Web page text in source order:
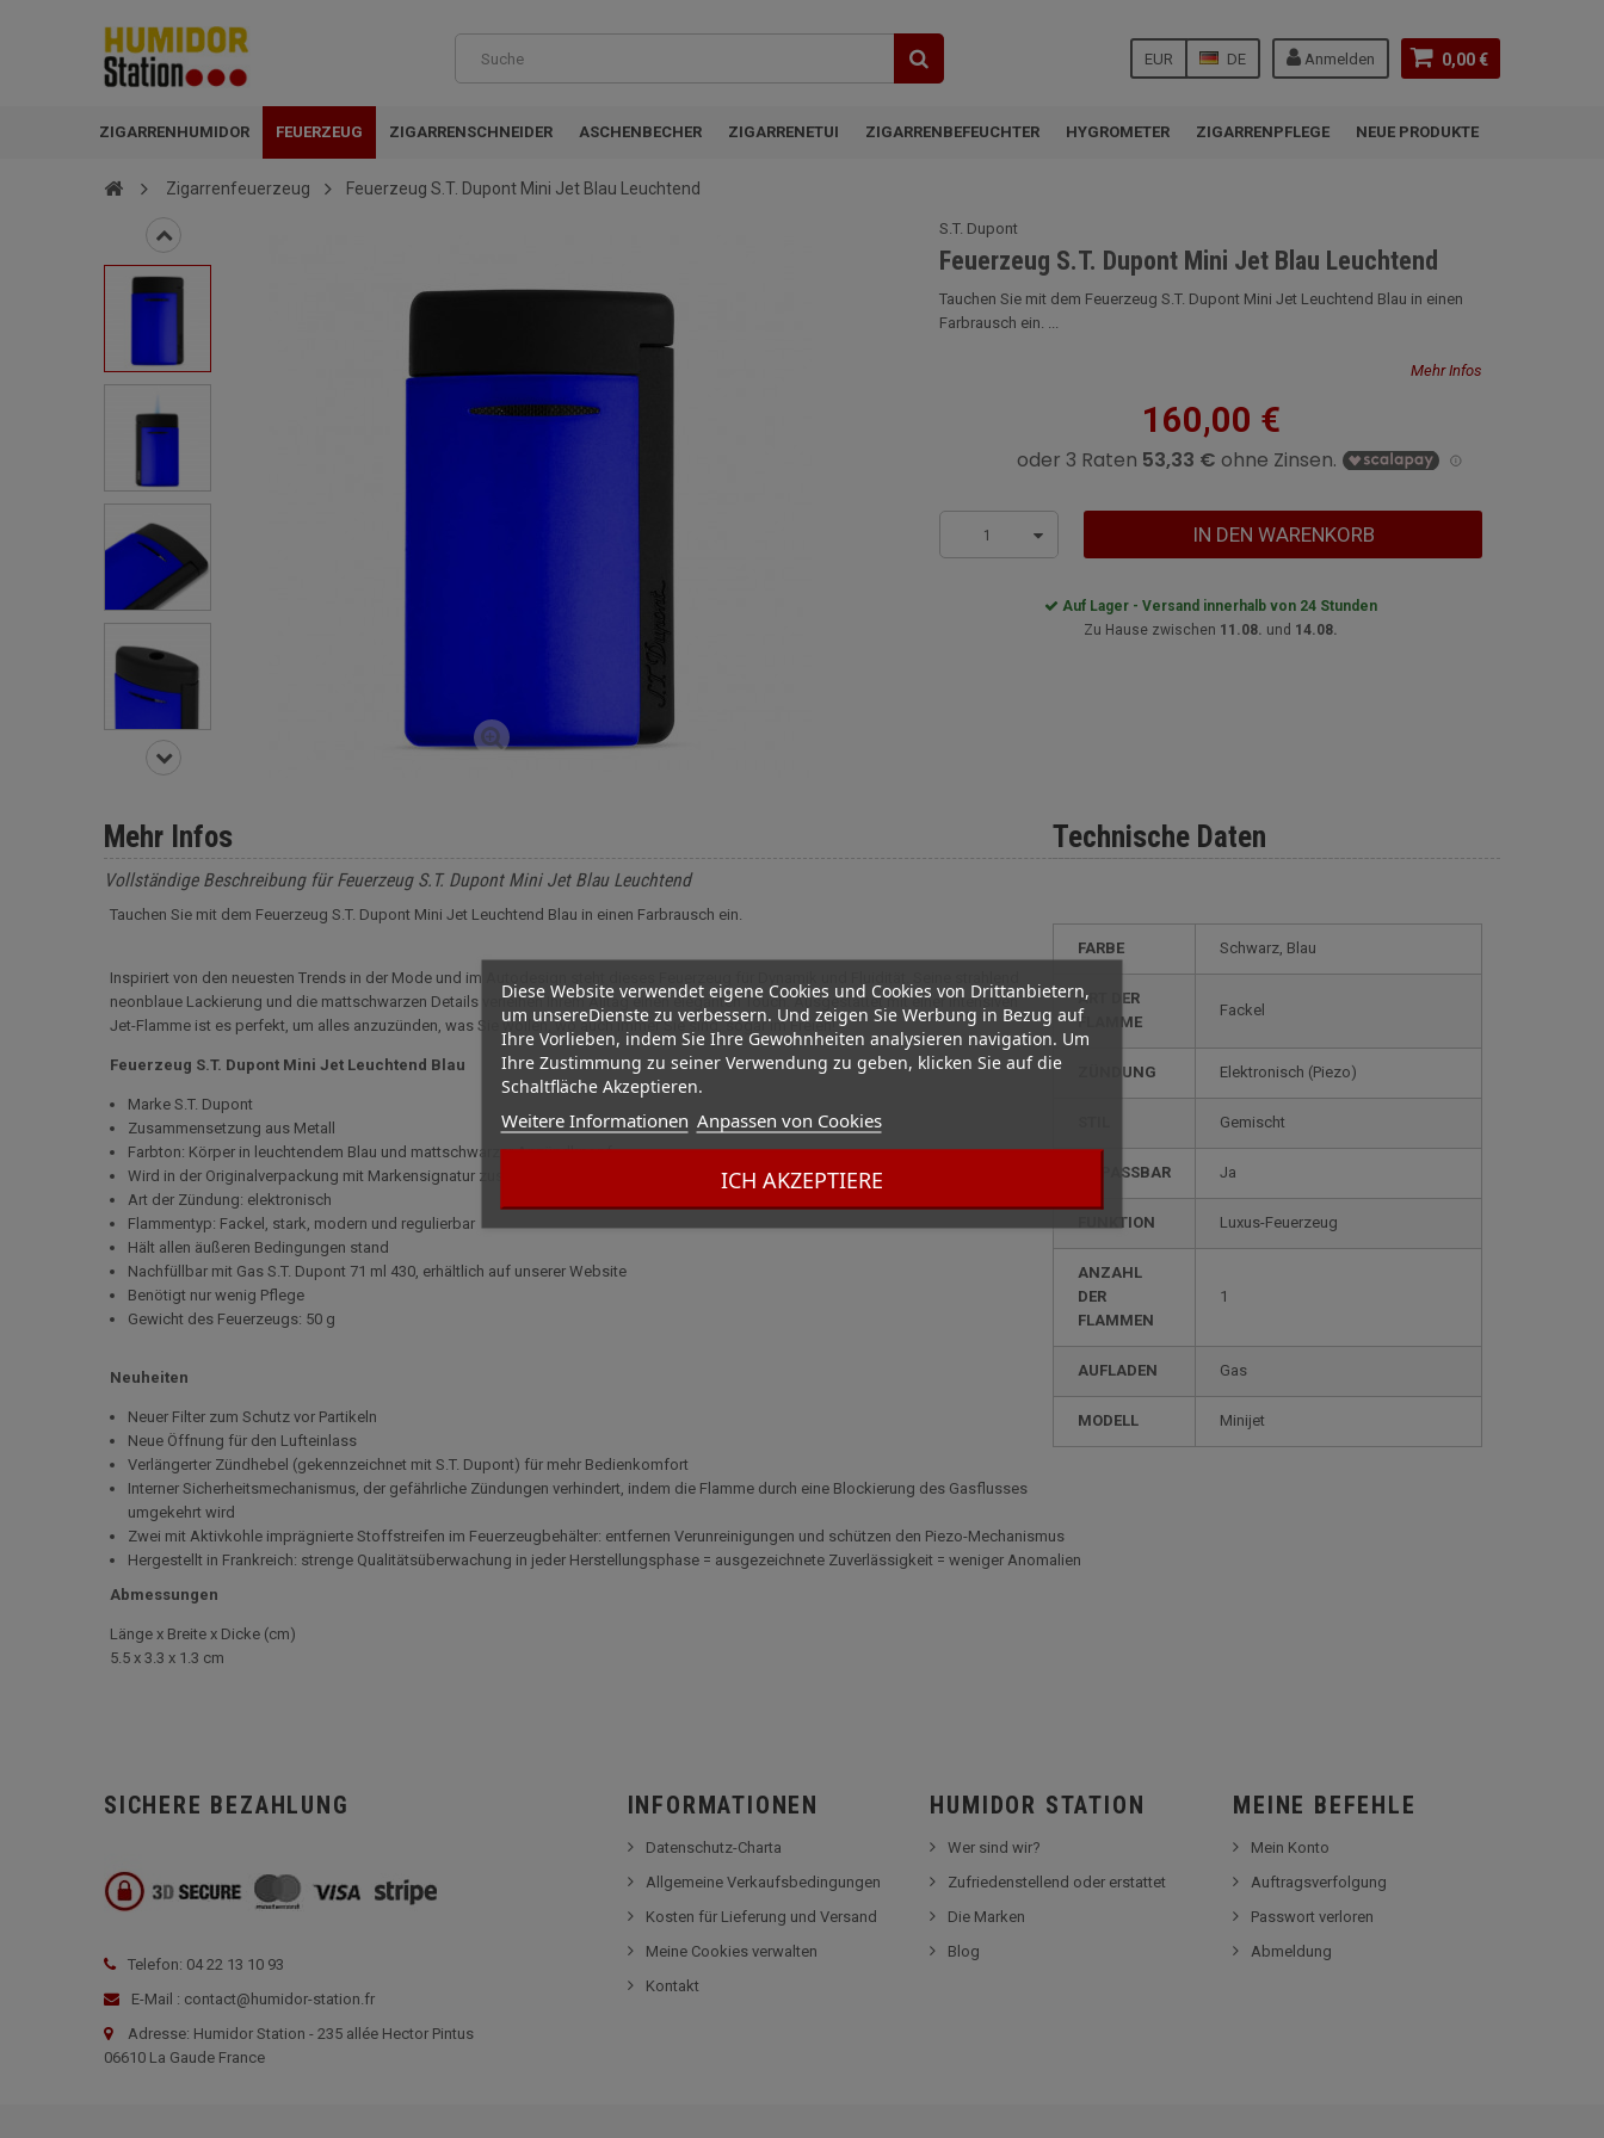
0,00 €
Anmelden
DE
EUR
ZIGARRENHUMIDOR FEUERZEUG ZIGARRENSCHNEIDER ASCHENBECHER ZIGARRENETUI ZIGARRENBEFEUCHTER HYGROMETER ZIGARRENPFLEGE NEUE PRODUKTE
Diese Website verwendet eigene Cookies und Cookies von Drittanbietern,
um unsereDienste zu verbessern. Und zeigen Sie Werbung in Bezug auf
Ihre Vorlieben, indem Sie Ihre Gewohnheiten analysieren navigation. Um
Ihre Zustimmung zu seiner Verwendung zu geben, klicken Sie auf die
Schaltfläche Akzeptieren.
Weitere Informationen Anpassen von Cookies
ICH AKZEPTIERE
Zigarrenfeuerzeug Feuerzeug S.T. Dupont Mini Jet Blau Leuchtend
S.T. Dupont
Feuerzeug S.T. Dupont Mini Jet Blau Leuchtend
Tauchen Sie mit dem Feuerzeug S.T. Dupont Mini Jet Leuchtend Blau in einen
Farbrausch ein. ...
Mehr Infos
160,00 €
1 IN DEN WARENKORB
Auf Lager - Versand innerhalb von 24 Stunden
Zu Hause zwischen 11.08. und 14.08.
Technische Daten
FARBE Schwarz, Blau
ART DER
FLAMME
Fackel
ZÜNDUNG elektronisch (Piezo)
gemischt
ANPASSBAR ja
FUNKTION luxus-Feuerzeug
ANZAHL
DER
FLAMMEN
1
AUFLADEN gas
MODELL minijet
Mehr Infos
Vollständige Beschreibung für Feuerzeug S.T. Dupont Mini Jet Blau Leuchtend
Tauchen Sie mit dem Feuerzeug S.T. Dupont Mini Jet Leuchtend Blau in einen Farbrausch ein.
Inspiriert von den neuesten Trends in der Mode und im Autodesign steht dieses Feuerzeug für Dynamik und Fluidität. Seine strahlend
neonblaue Lackierung und die mattschwarzen Details verleihen Ihrem Alltag einen eleganten Touch. Ausgestattet mit einer intensiven
Jet-Flamme ist es perfekt, um alles anzuzünden, was Sie wollen, wo auch immer Sie sind, sogar im Freien!
Feuerzeug S.T. Dupont Mini Jet Leuchtend Blau
Marke S.T. Dupont
Zusammensetzung aus Metall
Farbton: Körper in leuchtendem Blau und mattschwarzer Anzündknopf
Wird in der Originalverpackung mit Markensignatur zusammen mit einer 2-jährigen Garantie geliefert
Art der Zündung: elektronisch
Flammentyp: Fackel, stark, modern und regulierbar
Hält allen äußeren Bedingungen stand
Nachfüllbar mit Gas S.T. Dupont 71 ml 430, erhältlich auf unserer Website
Benötigt nur wenig Pflege
Gewicht des Feuerzeugs: 50 g
Neuheiten
Neuer Filter zum Schutz vor Partikeln
Neue Öffnung für den Lufteinlass
Verlängerter Zündhebel (gekennzeichnet mit S.T. Dupont) für mehr Bedienkomfort
Interner Sicherheitsmechanismus, der gefährliche Zündungen verhindert, indem die Flamme durch eine Blockierung des Gasflusses
umgekehrt wird
Zwei mit Aktivkohle imprägnierte Stoffstreifen im Feuerzeugbehälter: entfernen Verunreinigungen und schützen den Piezo-Mechanismus
Hergestellt in Frankreich: strenge Qualitätsüberwachung in jeder Herstellungsphase = ausgezeichnete Zuverlässigkeit = weniger Anomalien
Abmessungen
Länge x Breite x Dicke (cm)
5.5 x 3.3 x 1.3 cm
SICHERE BEZAHLUNG
Telefon: 04 22 13 10 93
E-Mail : contact@humidor-station.fr
Adresse: Humidor Station - 235 allée Hector Pintus
06610 La Gaude France
INFORMATIONEN
Datenschutz-Charta
Allgemeine Verkaufsbedingungen
Kosten für Lieferung und Versand
Meine Cookies verwalten
Kontakt
HUMIDOR STATION
Wer sind wir?
Zufriedenstellend oder erstattet
Die Marken
Blog
MEINE BEFEHLE
Mein Konto
Auftragsverfolgung
Passwort verloren
Abmeldung